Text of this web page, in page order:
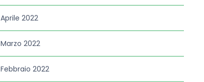
Aprile 2022
Marzo 2022
Febbraio 2022